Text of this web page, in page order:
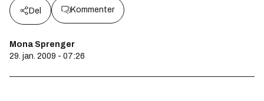
Del Kommenter
Mona Sprenger
29. jan. 2009 - 07:26